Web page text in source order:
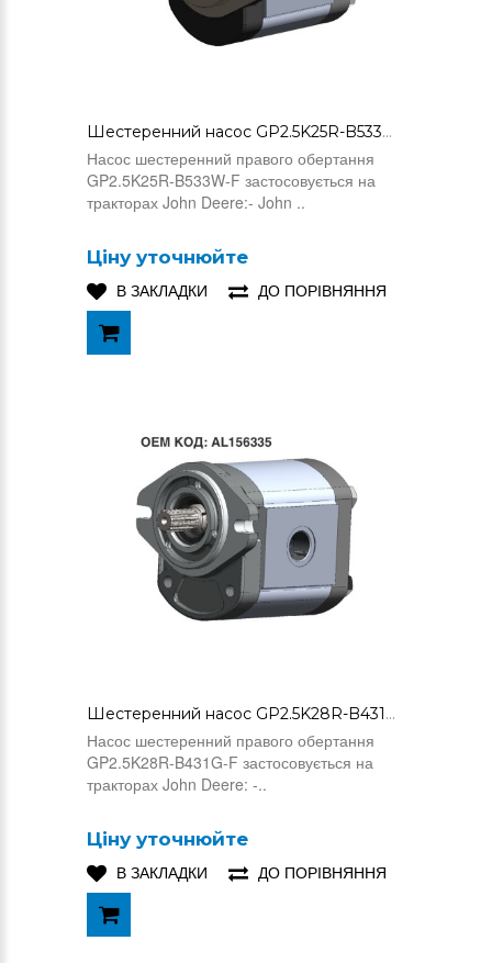
Шестеренний насос GP2.5K25R-B533W-F
Насос шестеренний правого обертання
GP2.5K25R-B533W-F застосовується на
тракторах John Deere:- John ..
Ціну уточнюйте
В ЗАКЛАДКИ
ДО ПОРІВНЯННЯ
Шестеренний насос GP2.5K28R-B431G-F (AL156335)
Насос шестеренний правого обертання
GP2.5K28R-B431G-F застосовується на
тракторах John Deere: -..
Ціну уточнюйте
В ЗАКЛАДКИ
ДО ПОРІВНЯННЯ